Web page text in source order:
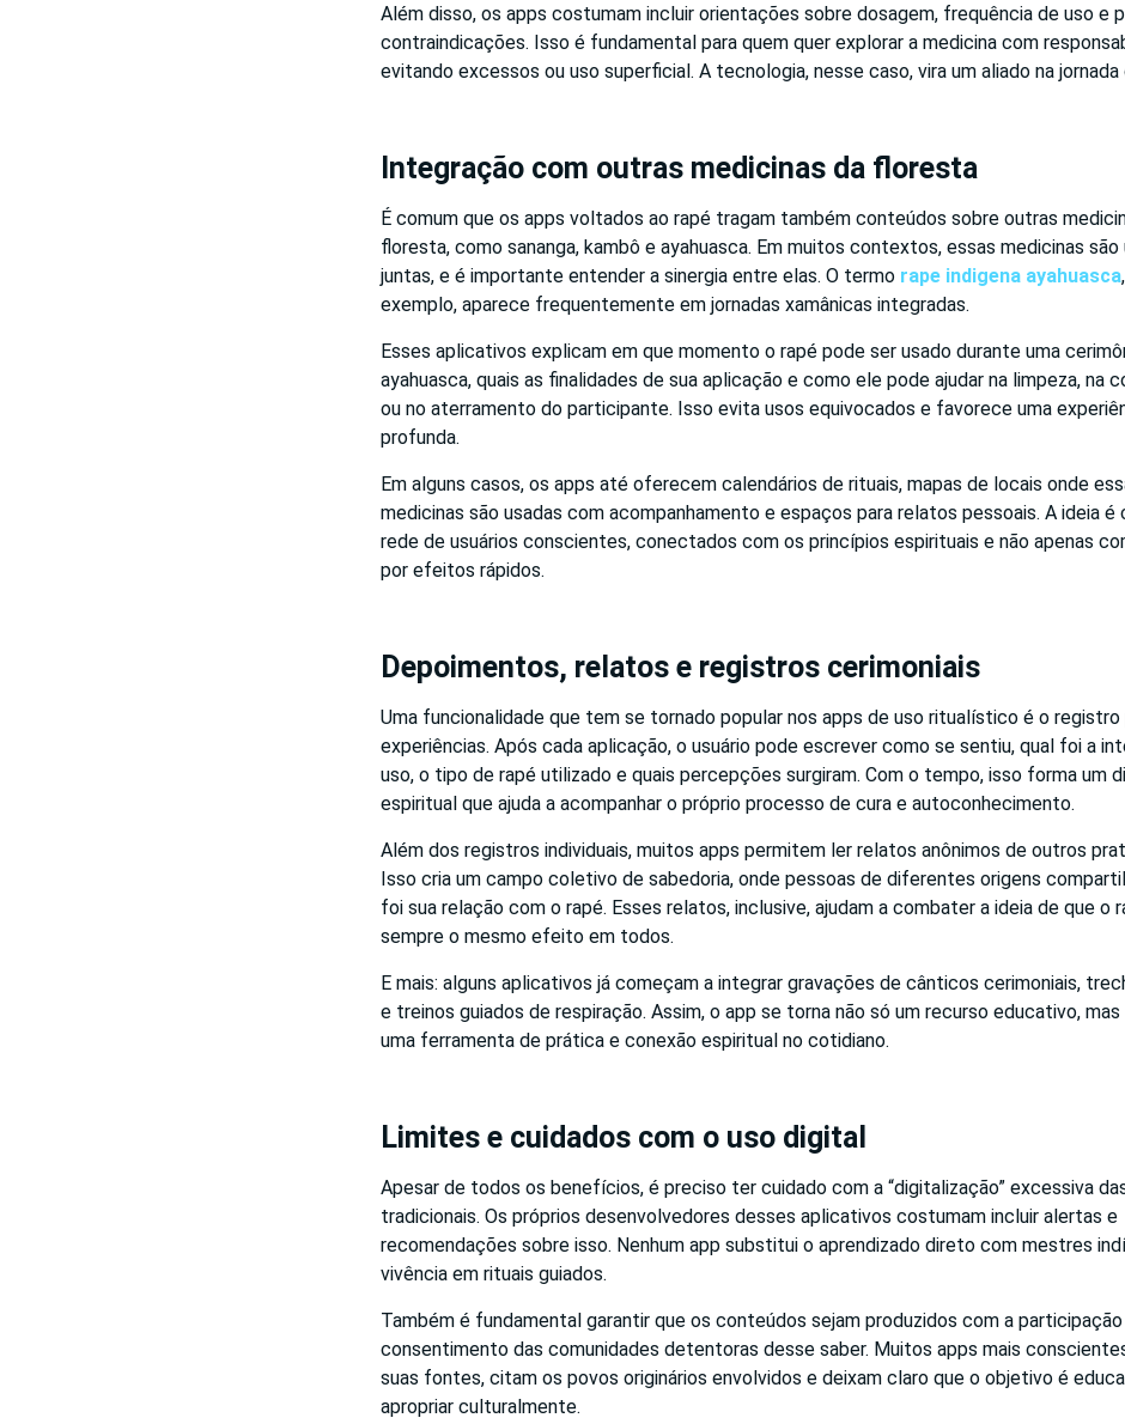
Além disso, os apps costumam incluir orientações sobre dosagem, frequência de uso e
contraindicações. Isso é fundamental para quem quer explorar a medicina com
evitando excessos ou uso superficial. A tecnologia, nesse caso, vira um aliado na jornada
Integração com outras medicinas da floresta
É comum que os apps voltados ao rapé tragam também conteúdos sobre outras
floresta, como sananga, kambô e ayahuasca. Em muitos contextos, essas medicinas são
juntas, e é importante entender a sinergia entre elas. O termo rape indigena ayahuasca
exemplo, aparece frequentemente em jornadas xamânicas integradas.
Esses aplicativos explicam em que momento o rapé pode ser usado durante uma
ayahuasca, quais as finalidades de sua aplicação e como ele pode ajudar na limpeza, na
ou no aterramento do participante. Isso evita usos equivocados e favorece uma
profunda.
Em alguns casos, os apps até oferecem calendários de rituais, mapas de locais onde
medicinas são usadas com acompanhamento e espaços para relatos pessoais. A ideia é
rede de usuários conscientes, conectados com os princípios espirituais e não apenas
por efeitos rápidos.
Depoimentos, relatos e registros cerimoniais
Uma funcionalidade que tem se tornado popular nos apps de uso ritualístico é o
experiências. Após cada aplicação, o usuário pode escrever como se sentiu, qual foi a
uso, o tipo de rapé utilizado e quais percepções surgiram. Com o tempo, isso forma um
espiritual que ajuda a acompanhar o próprio processo de cura e autoconhecimento.
Além dos registros individuais, muitos apps permitem ler relatos anônimos de outros
Isso cria um campo coletivo de sabedoria, onde pessoas de diferentes origens
foi sua relação com o rapé. Esses relatos, inclusive, ajudam a combater a ideia de que o
sempre o mesmo efeito em todos.
E mais: alguns aplicativos já começam a integrar gravações de cânticos cerimoniais,
e treinos guiados de respiração. Assim, o app se torna não só um recurso educativo,
uma ferramenta de prática e conexão espiritual no cotidiano.
Limites e cuidados com o uso digital
Apesar de todos os benefícios, é preciso ter cuidado com a “digitalização” excessiva
tradicionais. Os próprios desenvolvedores desses aplicativos costumam incluir alertas e
recomendações sobre isso. Nenhum app substitui o aprendizado direto com mestres
vivência em rituais guiados.
Também é fundamental garantir que os conteúdos sejam produzidos com a
consentimento das comunidades detentoras desse saber. Muitos apps mais
suas fontes, citam os povos originários envolvidos e deixam claro que o objetivo é
apropriar culturalmente.